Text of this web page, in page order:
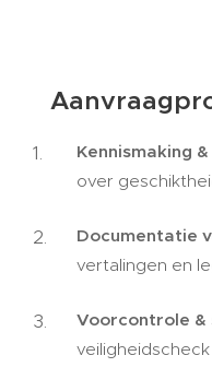
📋
Kennismaking
over
Documentatie
vertalingen en
Voorcontrole &
veiligheidscheck